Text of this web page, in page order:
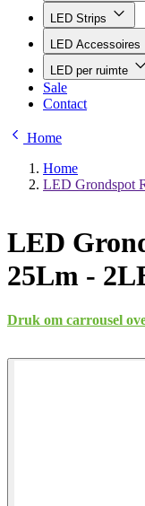
LED Strips
LED Accessoires
LED per ruimte
Sale
Contact
Home
Home
LED Grondspot
LED
25Lm -
Druk om carrousel